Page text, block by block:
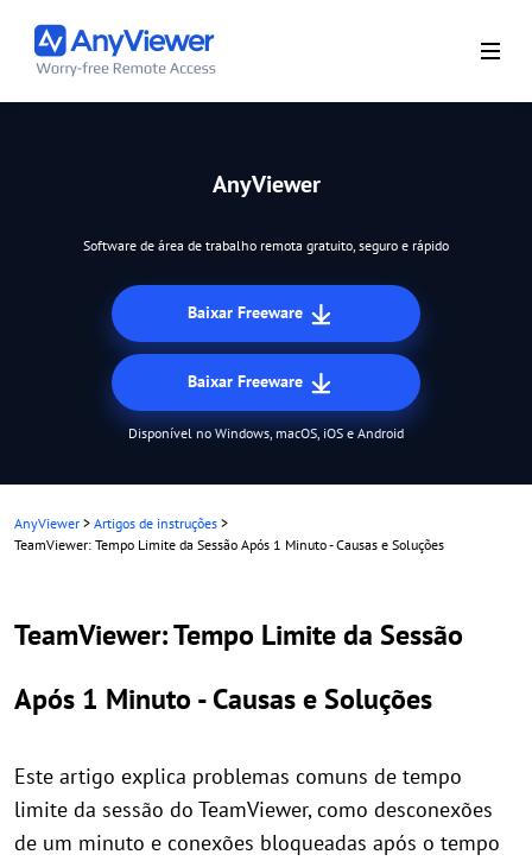
AnyViewer
Software de área de trabalho remota gratuito, seguro e rápido
Baixar Freeware
Baixar Freeware
Disponível no Windows, macOS, iOS e Android
AnyViewer > Artigos de instruções >
TeamViewer: Tempo Limite da Sessão Após 1 Minuto - Causas e Soluções
TeamViewer: Tempo Limite da Sessão
Após 1 Minuto - Causas e Soluções
Este artigo explica problemas comuns de tempo
limite da sessão do TeamViewer, como desconexões
de um minuto e conexões bloqueadas após o tempo